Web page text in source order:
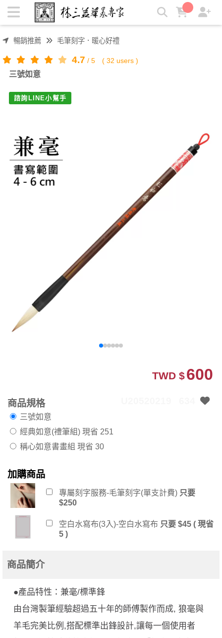
三號如意 | 林三益筆墨專家
暢銷推薦 毛筆刻字．暖心好禮
4.7 / 5 ( 32 users )
三號如意
諮詢LINE小幫手
600
TWD $
商品規格
三號如意
經典如意(禮筆組) 現省 251
稱心如意書畫組 現省 30
加購商品
專屬刻字服務-毛筆刻字(單支計費) 只要
$250
空白水寫布(3入)-空白水寫布 只要 $45 ( 現省
5 )
商品簡介
●產品特性：兼毫/標準鋒
由台灣製筆經驗超過五十年的師傅製作而成, 狼毫與
羊毛完美比例,搭配標準出鋒設計,讓每一個使用者